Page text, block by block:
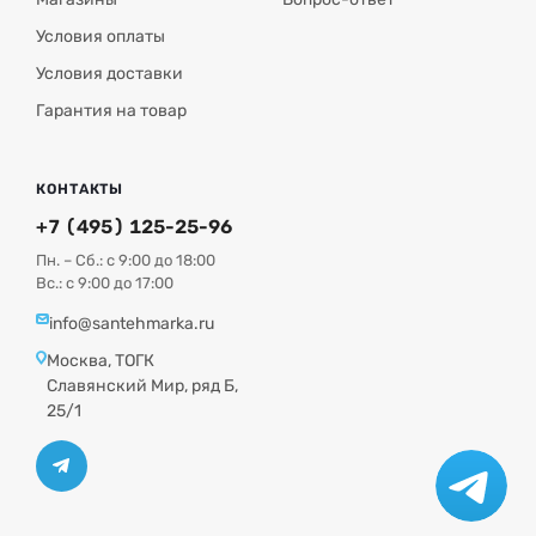
Условия оплаты
Условия доставки
Гарантия на товар
КОНТАКТЫ
+7 (495) 125-25-96
Пн. – Сб.: с 9:00 до 18:00
Вс.: с 9:00 до 17:00
info@santehmarka.ru
Москва, ТОГК
Славянский Мир, ряд Б,
25/1